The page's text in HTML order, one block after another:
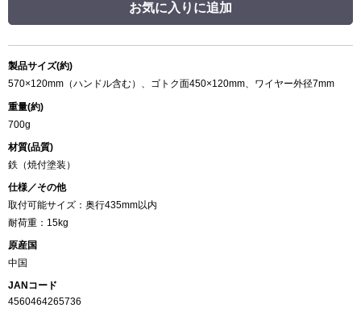
お気に入りに追加
製品サイズ(約)
570×120mm（ハンドル含む）、ゴトク面450×120mm、ワイヤー外径7mm
重量(約)
700g
材質(品質)
鉄（焼付塗装）
仕様／その他
取付可能サイズ：奥行435mm以内
耐荷重：15kg
原産国
中国
JANコード
4560464265736